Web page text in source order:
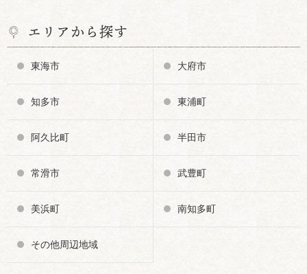
エリアから探す
東海市 大府市
知多市 東浦町
阿久比町 半田市
常滑市 武豊町
美浜町 南知多町
その他周辺地域